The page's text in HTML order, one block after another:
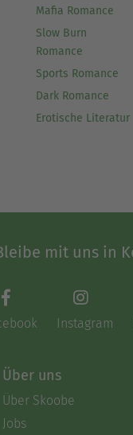
Mafia Romance
Slow Burn
Romance
Sports Romance
Dark Romance
Erotische Literatur
mit uns in
Instagram
Über uns
Über Skoobe
Jobs